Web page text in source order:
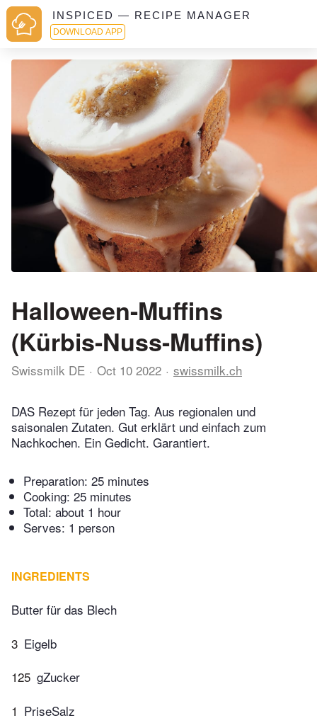
INSPICED — RECIPE MANAGER
DOWNLOAD APP
Halloween-Muffins
(Kürbis-Nuss-Muffins)
Swissmilk DE Oct 10 2022 swissmilk.ch
DAS Rezept für jeden Tag. Aus regionalen und
saisonalen Zutaten. Gut erklärt und einfach zum
Nachkochen. Ein Gedicht. Garantiert.
Preparation: 25 minutes
Cooking: 25 minutes
Total: about 1 hour
Serves: 1 person
INGREDIENTS
Butter für das Blech
3 Eigelb
125 gZucker
1 PriseSalz